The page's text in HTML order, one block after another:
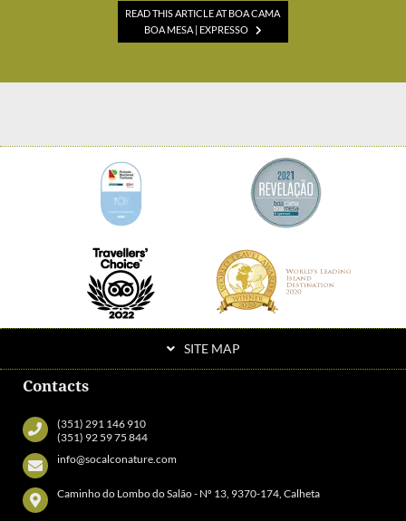
READ THIS ARTICLE AT BOA CAMA
BOA MESA | EXPRESSO
SITE MAP
Contacts
(351) 291 146 910
(351) 92 59 75 844
info@socalconature.com
Caminho do Lombo do Salão - Nº 13, 9370-174, Calheta